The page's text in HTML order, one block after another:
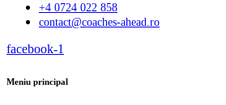
+4 0724 022 858
contact@coaches-ahead.ro
facebook-1
Meniu principal